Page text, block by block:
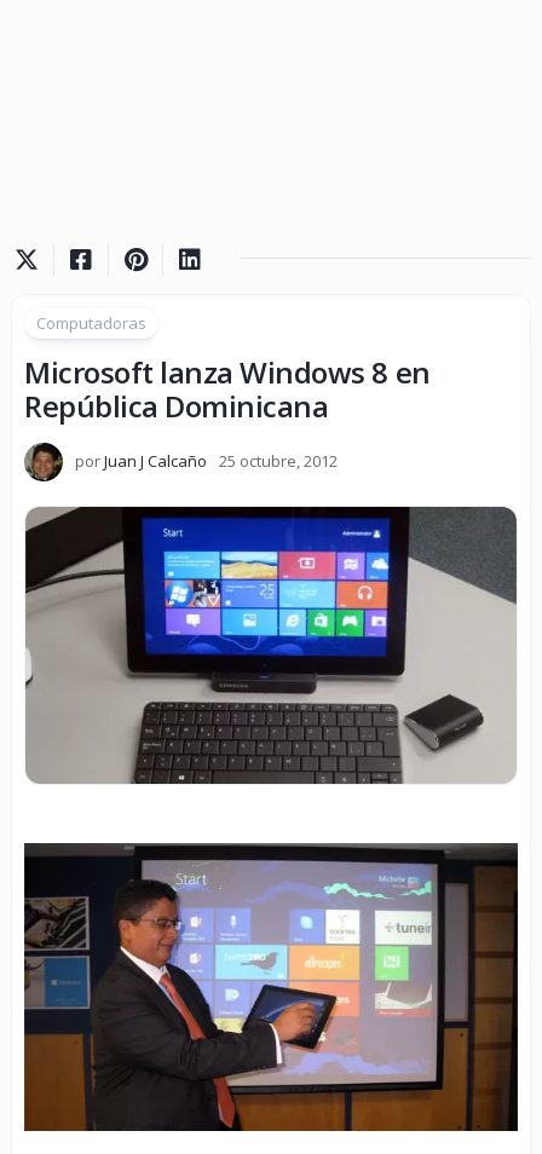
Computadoras
Microsoft lanza Windows 8 en
República Dominicana
porJuan J Calcaño 25 octubre, 2012